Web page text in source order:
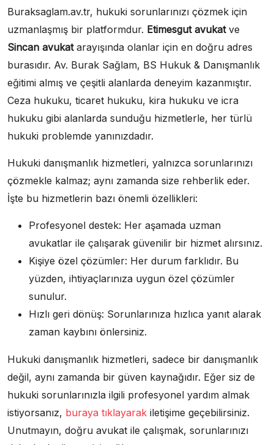
Buraksaglam.av.tr, hukuki sorunlarınızı çözmek için
uzmanlaşmış bir platformdur. Etimesgut avukatve
Sincan avukatarayışında olanlar için en doğru adres
burasıdır. Av. Burak Sağlam, BS Hukuk & Danışmanlık
eğitimi almış ve çeşitli alanlarda deneyim kazanmıştır.
Ceza hukuku, ticaret hukuku, kira hukuku ve icra
hukuku gibi alanlarda sunduğu hizmetlerle, her türlü
hukuki problemde yanınızdadır.
Hukuki danışmanlık hizmetleri, yalnızca sorunlarınızı
çözmekle kalmaz; aynı zamanda size rehberlik eder.
İşte bu hizmetlerin bazı önemli özellikleri:
Profesyonel destek: Her aşamada uzman
avukatlar ile çalışarak güvenilir bir hizmet alırsınız.
Kişiye özel çözümler: Her durum farklıdır. Bu
yüzden, ihtiyaçlarınıza uygun özel çözümler
sunulur.
Hızlı geri dönüş: Sorunlarınıza hızlıca yanıt alarak
zaman kaybını önlersiniz.
Hukuki danışmanlık hizmetleri, sadece bir danışmanlık
değil, aynı zamanda bir güven kaynağıdır. Eğer siz de
hukuki sorunlarınızla ilgili profesyonel yardım almak
istiyorsanız, buraya tıklayarak iletişime geçebilirsiniz.
Unutmayın, doğru avukat ile çalışmak, sorunlarınızı